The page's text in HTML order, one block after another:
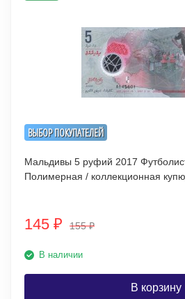
ВЫБОР ПОКУПАТЕЛЕЙ
Мальдивы 5 руфий 2017
Полимерная / коллекционная
145 ₽ 155₽
В наличии
В корзину